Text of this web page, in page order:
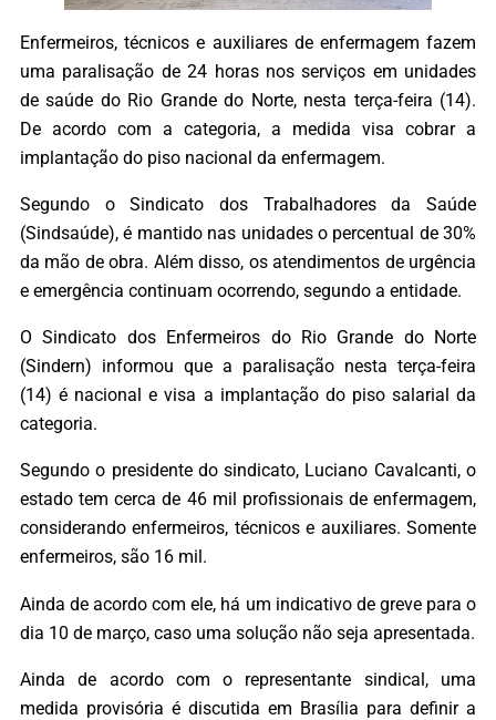
Enfermeiros, técnicos e auxiliares de enfermagem fazem
uma paralisação de 24 horas nos serviços em unidades
de saúde do Rio Grande do Norte, nesta terça-feira (14).
De acordo com a categoria, a medida visa cobrar a
implantação do piso nacional da enfermagem.
Segundo o Sindicato dos Trabalhadores da Saúde
(Sindsaúde), é mantido nas unidades o percentual de 30%
da mão de obra. Além disso, os atendimentos de urgência
e emergência continuam ocorrendo, segundo a entidade.
O Sindicato dos Enfermeiros do Rio Grande do Norte
(Sindern) informou que a paralisação nesta terça-feira
(14) é nacional e visa a implantação do piso salarial da
categoria.
Segundo o presidente do sindicato, Luciano Cavalcanti, o
estado tem cerca de 46 mil profissionais de enfermagem,
considerando enfermeiros, técnicos e auxiliares. Somente
enfermeiros, são 16 mil.
Ainda de acordo com ele, há um indicativo de greve para o
dia 10 de março, caso uma solução não seja apresentada.
Ainda de acordo com o representante sindical, uma
medida provisória é discutida em Brasília para definir a